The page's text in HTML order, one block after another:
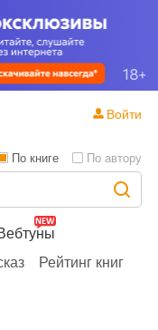
Рейтинг книг
По книге По автору
Войти